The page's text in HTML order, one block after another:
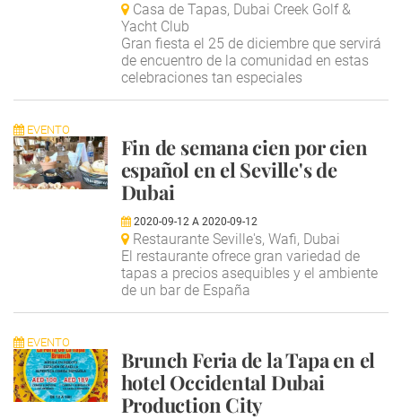
Casa de Tapas, Dubai Creek Golf &
Yacht Club
Gran fiesta el 25 de diciembre que servirá
de encuentro de la comunidad en estas
celebraciones tan especiales
EVENTO
Fin de semana cien por cien
español en el Seville's de
Dubai
2020-09-12A 2020-09-12
Restaurante Seville's, Wafi, Dubai
El restaurante ofrece gran variedad de
tapas a precios asequibles y el ambiente
de un bar de España
EVENTO
Brunch Feria de la Tapa en el
hotel Occidental Dubai
Production City